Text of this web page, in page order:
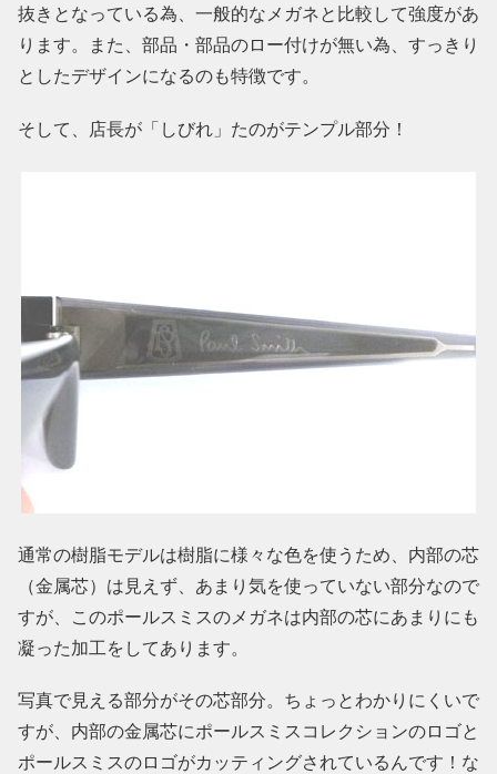
抜きとなっている為、一般的なメガネと比較して強度があ
ります。また、部品・部品のロー付けが無い為、すっきり
としたデザインになるのも特徴です。
そして、店長が「しびれ」たのがテンプル部分！
通常の樹脂モデルは樹脂に様々な色を使うため、内部の芯
（金属芯）は見えず、あまり気を使っていない部分なので
すが、このポールスミスのメガネは内部の芯にあまりにも
凝った加工をしてあります。
写真で見える部分がその芯部分。ちょっとわかりにくいで
すが、内部の金属芯にポールスミスコレクションのロゴと
ポールスミスのロゴがカッティングされているんです！な